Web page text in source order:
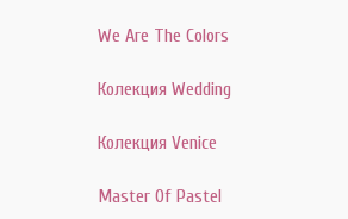
We Are The Colors
Колекция Wedding
Колекция Venice
Master Of Pastel